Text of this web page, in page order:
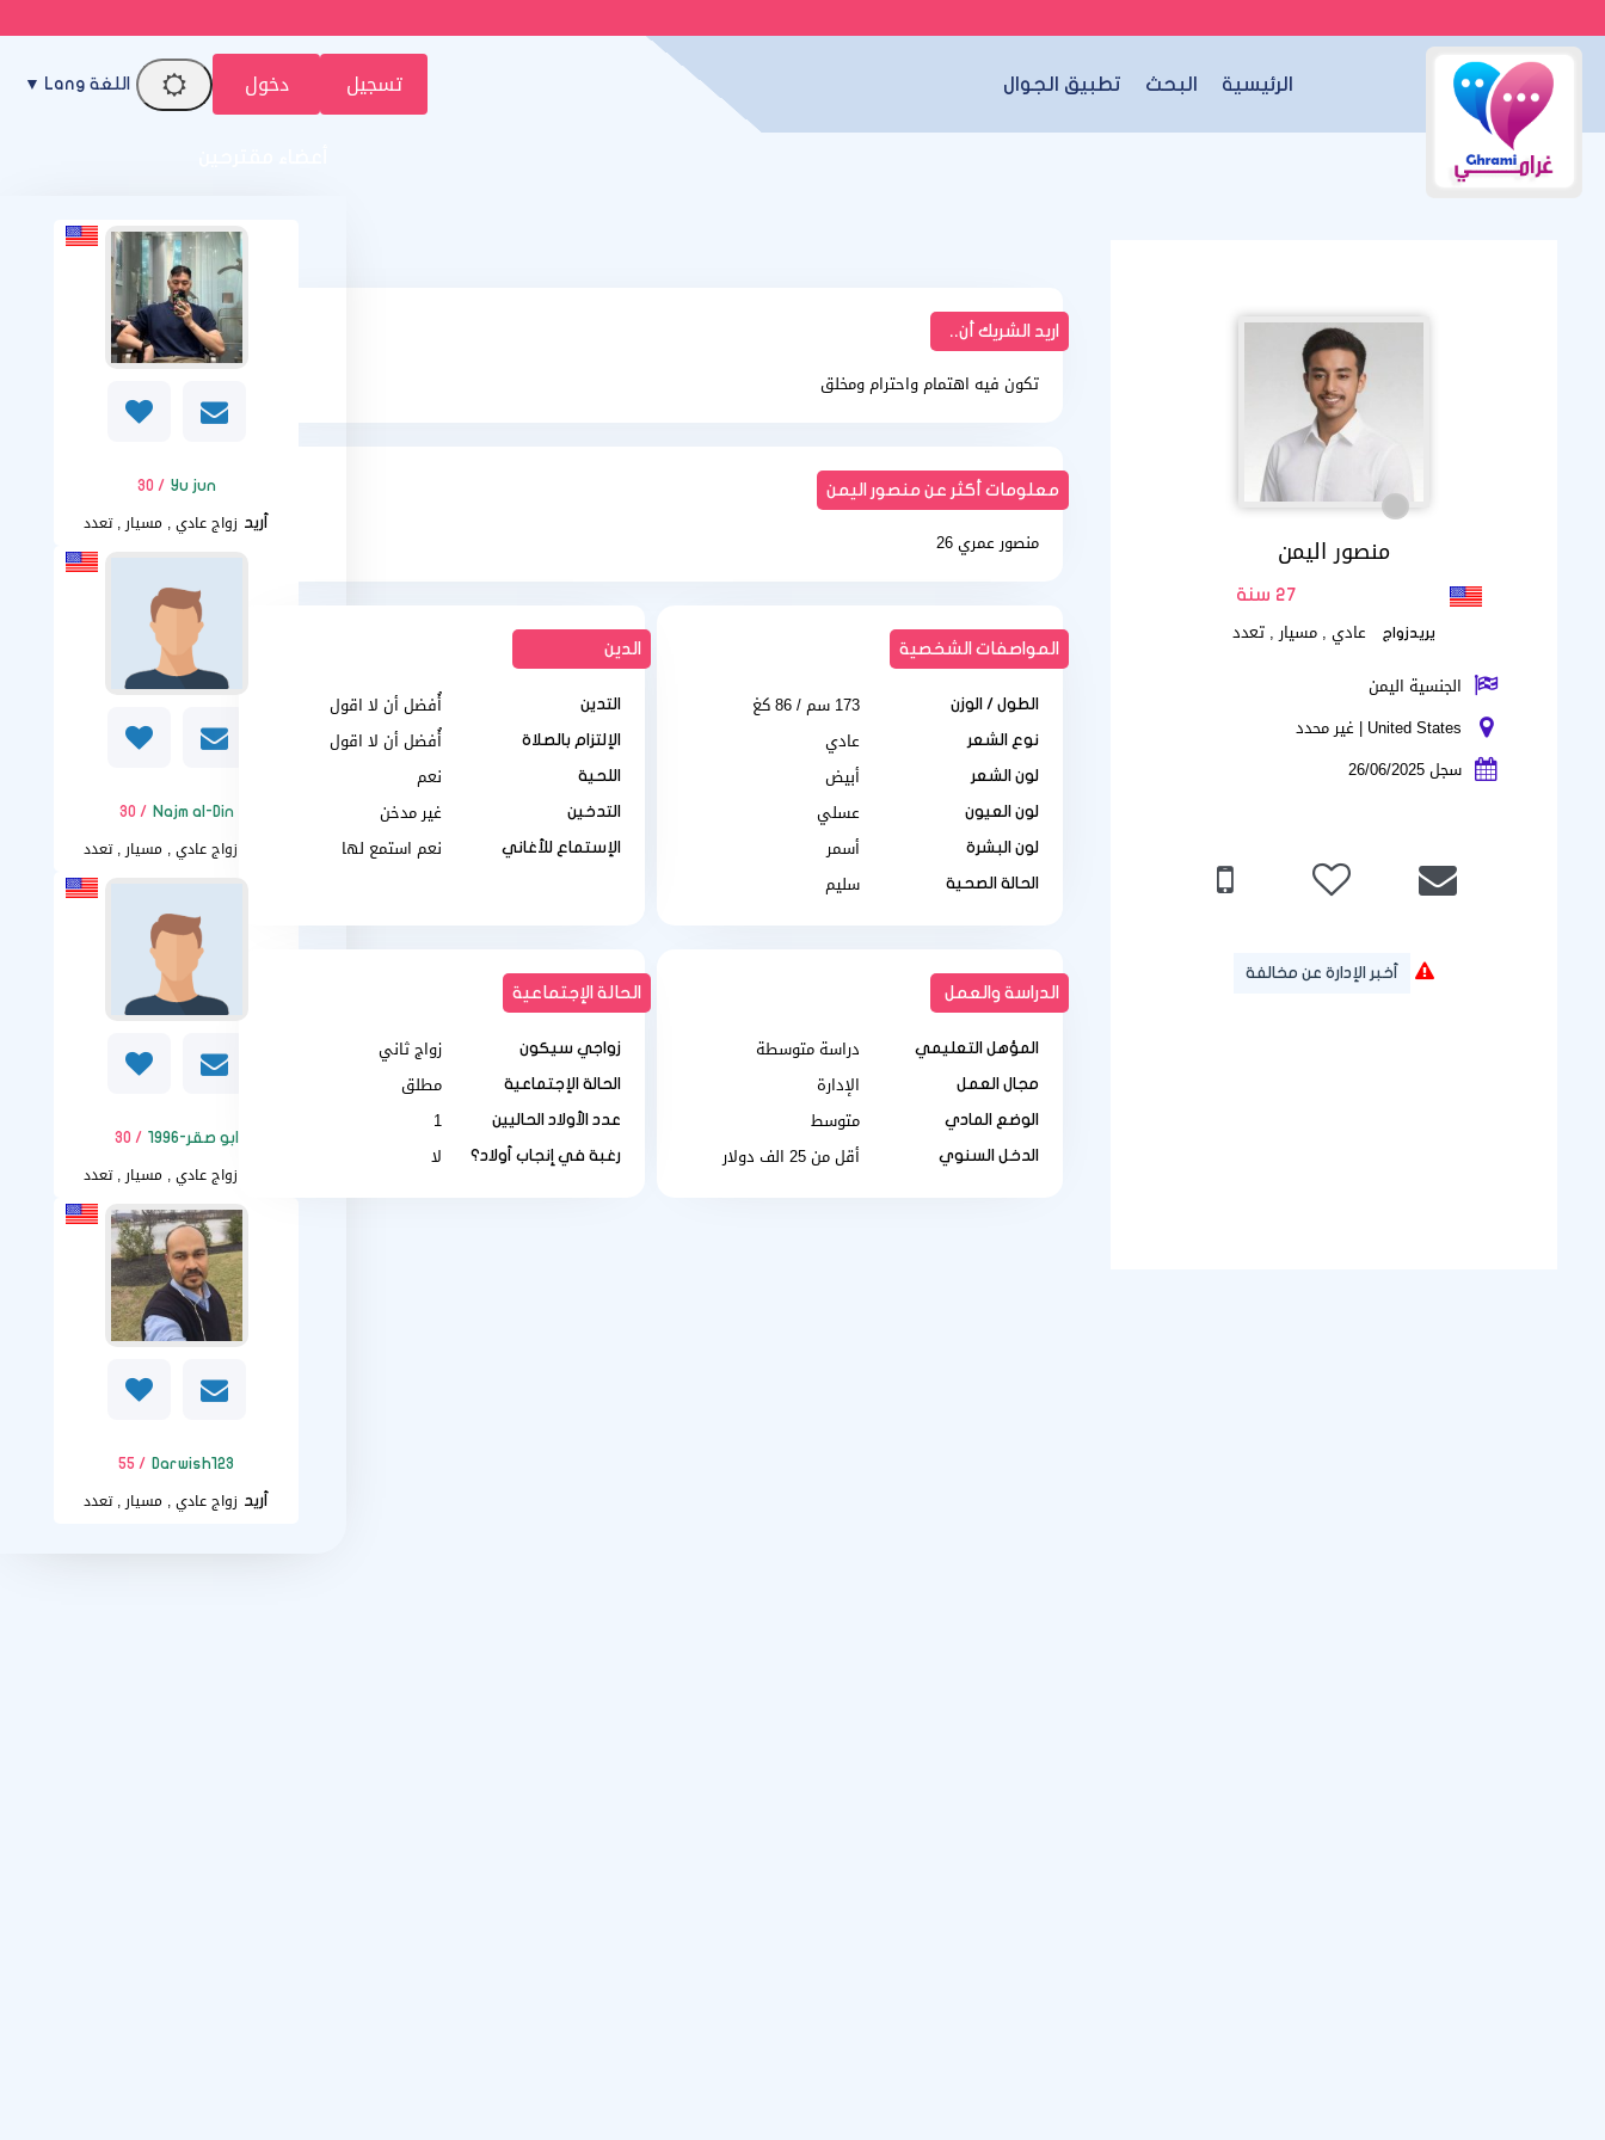
الرئيسية البحث تطبيق الجوال تسجيل دخول اللغة Lang ▼
منصور اليمن
27 سنة
يريدزواج
عادي , مسيار , تعدد
الجنسية اليمن
United States | غير محدد
سجل 26/06/2025
أخبر الإدارة عن مخالفة
اريد الشريك أن..
تكون فيه اهتمام واحترام ومخلق
معلومات أكثر عن منصور اليمن
منصور عمري 26
المواصفات الشخصية
الطول / الوزن 173 سم / 86 كغ
نوع الشعر عادي
لون الشعر أبيض
لون العيون عسلي
لون البشرة أسمر
الحالة الصحية سليم
الدين
التدين أُفضل أن لا اقول
الإلتزام بالصلاة أُفضل أن لا اقول
اللحية نعم
التدخين غير مدخن
الإستماع للأغاني نعم استمع لها
الدراسة والعمل
المؤهل التعليمي دراسة متوسطة
مجال العمل الإدارة
الوضع المادي متوسط
الدخل السنوي أقل من 25 الف دولار
الحالة الإجتماعية
زواجي سيكون زواج ثاني
الحالة الإجتماعية مطلق
عدد الأولاد الحاليين 1
رغبة في إنجاب أولاد؟ لا
Yu jun
/ 30
أريد زواج عادي , مسيار , تعدد
Najm al-Din
/ 30
زواج عادي , مسيار , تعدد
ابو صقر-1996 / 30
زواج عادي , مسيار , تعدد
Darwish123
/ 55
أريد زواج عادي , مسيار , تعدد